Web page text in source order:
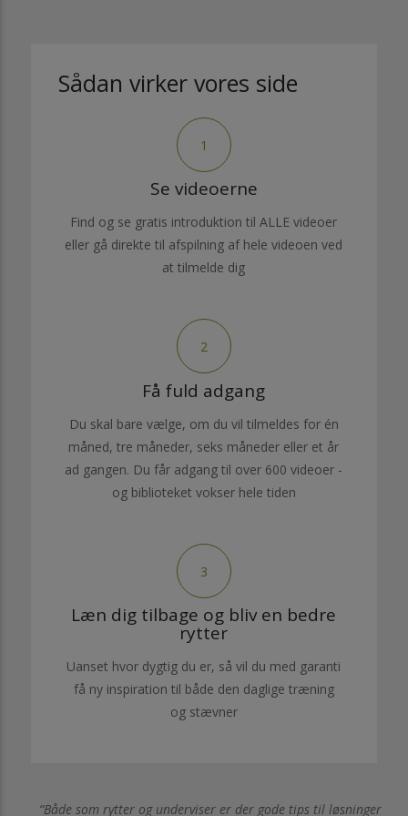
Sådan virker vores side
1
Se videoerne
Find og se gratis introduktion til ALLE videoer
eller gå direkte til afspilning af hele videoen ved
at tilmelde dig
2
Få fuld adgang
Du skal bare vælge, om du vil tilmeldes for én
måned, tre måneder, seks måneder eller et år
ad gangen. Du får adgang til over 600 videoer -
og biblioteket vokser hele tiden
3
Læn dig tilbage og bliv en bedre
rytter
Uanset hvor dygtig du er, så vil du med garanti
få ny inspiration til både den daglige træning
og stævner
Både som rytter og underviser er der gode tips til løsninger